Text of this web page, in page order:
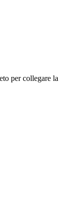
per collegare la